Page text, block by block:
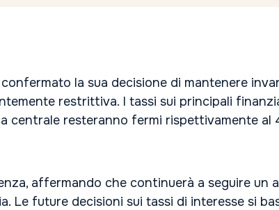
la sua decisione di mantenere
restrittiva. I tassi sui principali
resteranno fermi rispettivamente al
affermando che continuerà a seguire un
Le future decisioni sui tassi di interesse si